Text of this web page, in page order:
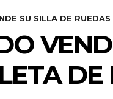
SU SILLA DE
DE